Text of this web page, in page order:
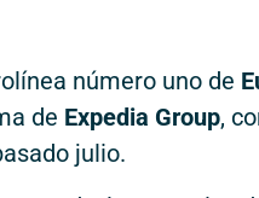
número uno de
de Expedia Group,
julio.